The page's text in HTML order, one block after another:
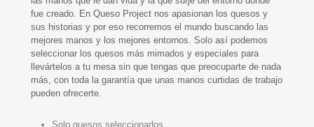
fue creado. En Queso Project nos apasionan los quesos y
sus historias y por eso recorremos el mundo buscando las
mejores manos y los mejores entornos. Solo así podemos
seleccionar los quesos más mimados y especiales para
llevártelos a tu mesa sin que tengas que preocuparte de nada
más, con toda la garantía que unas manos curtidas de trabajo
pueden ofrecerte.
Solo quesos seleccionados.